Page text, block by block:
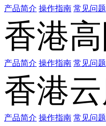
产品简介 操作指南 常见问题
香港
产品简介 操作指南 常见问题
香港
产品简介 操作指南 常见问题